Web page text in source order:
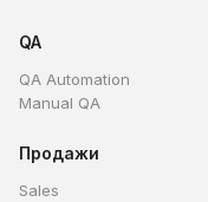
QA
QA Automation
Manual QA
Продажи
Sales